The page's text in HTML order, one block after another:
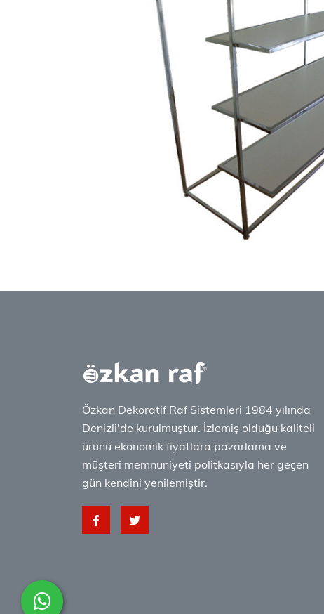
Özkan Dekoratif Raf Sistemleri 1984 yılında
Denizli'de kurulmuştur. İzlemiş olduğu kaliteli
ürünü ekonomik fiyatlara pazarlama ve
müşteri memnuniyeti politkasıyla her geçen
gün kendini yenilemiştir.